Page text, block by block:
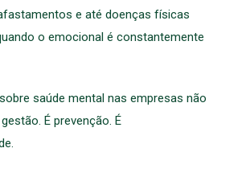
e até doenças físicas
o emocional é constantemente
saúde mental nas empresas não
É prevenção. É